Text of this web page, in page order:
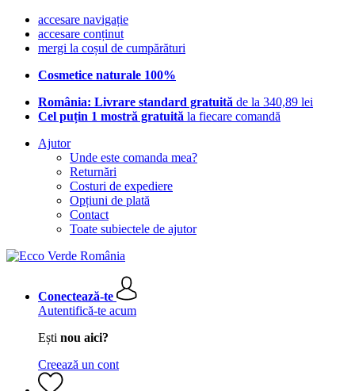
accesare navigație
accesare conținut
mergi la coșul de cumpărături
Cosmetice naturale 100%
România: Livrare standard gratuită de la 340,89 lei
Cel puțin 1 mostră gratuită la fiecare comandă
Ajutor
Unde este comanda mea?
Returnări
Costuri de expediere
Opțiuni de plată
Contact
Toate subiectele de ajutor
Conectează-te
Autentifică-te acum
Ești nou aici?
Creează un cont